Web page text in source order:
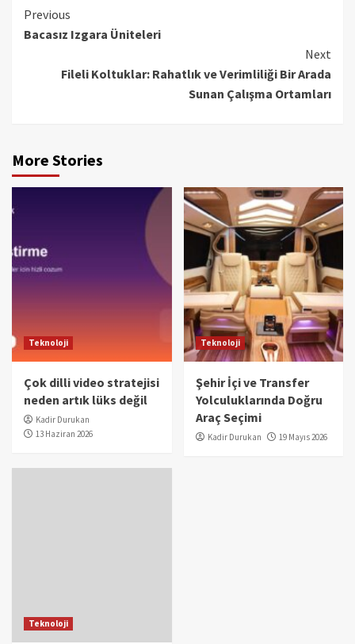
Continue
Reading
Previous
Bacasız Izgara Üniteleri
Next
Fileli Koltuklar: Rahatlık ve Verimliliği Bir Arada
Sunan Çalışma Ortamları
More Stories
Teknoloji
Çok dilli video stratejisi
neden artık lüks değil
Kadir Durukan
13 Haziran 2026
Teknoloji
Şehir İçi ve Transfer
Yolculuklarında Doğru
Araç Seçimi
Kadir Durukan 19 Mayıs 2026
Teknoloji